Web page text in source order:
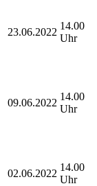
23.06.2022
14.00
Uhr
09.06.2022
14.00
Uhr
02.06.2022
14.00
Uhr